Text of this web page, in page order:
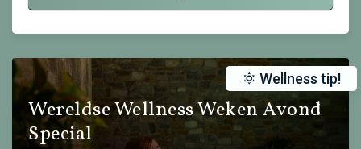
Wereldse Wellness Weken Avond
Special
Wellness tip!